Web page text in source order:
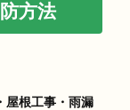
方法
屋根工事・雨漏